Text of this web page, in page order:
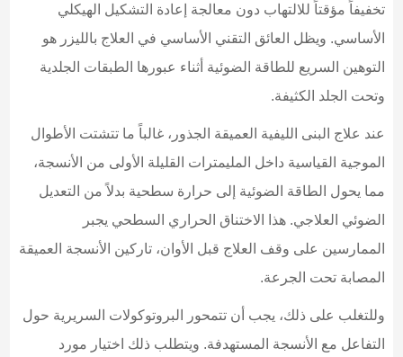
تخفيفاً مؤقتاً للالتهاب دون معالجة إعادة التشكيل الهيكلي
الأساسي. ويظل العائق التقني الأساسي في العلاج بالليزر هو
التوهين السريع للطاقة الضوئية أثناء عبورها الطبقات الجلدية
وتحت الجلد الكثيفة.
عند علاج البنى الليفية العميقة الجذور، غالباً ما تتشتت الأطوال
الموجية القياسية داخل المليمترات القليلة الأولى من الأنسجة،
مما يحول الطاقة الضوئية إلى حرارة سطحية بدلاً من التعديل
الضوئي العلاجي. هذا الاختناق الحراري السطحي يجبر
الممارسين على وقف العلاج قبل الأوان، تاركين الأنسجة العميقة
المصابة تحت الجرعة.
وللتغلب على ذلك، يجب أن تتمحور البروتوكولات السريرية حول
التفاعل مع الأنسجة المستهدفة. ويتطلب ذلك اختيار مورد